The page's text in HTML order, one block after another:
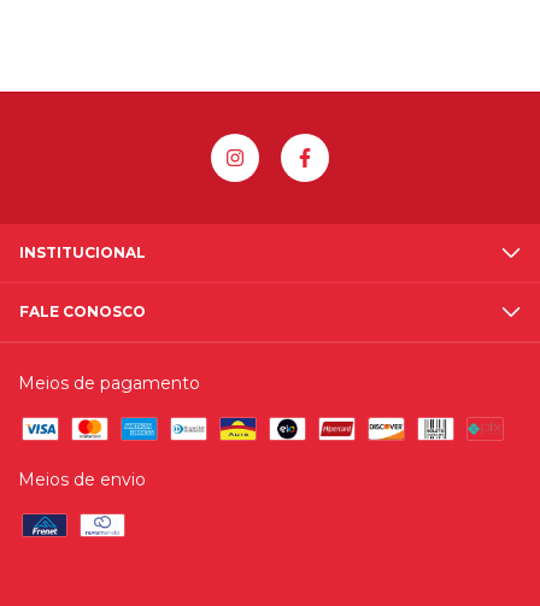
INSTITUCIONAL
FALE CONOSCO
Meios de pagamento
Meios de envio